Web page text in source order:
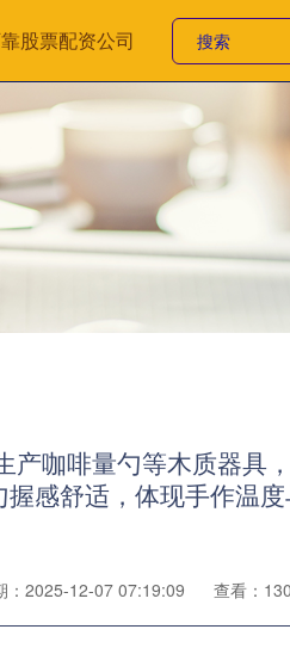
股票配资公司
产咖啡量勺等木质器具
感舒适，体现手作温
：2025-12-07 07:19:09 查看：130